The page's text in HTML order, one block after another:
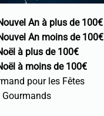
An à plus de 100€
An moins de 100€
à plus de 100€
à moins de 100€
pour les Fêtes
Gourmands